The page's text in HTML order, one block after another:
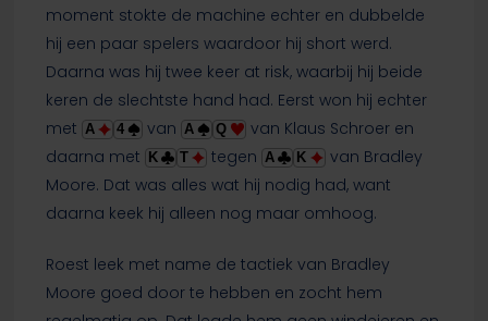
moment stokte de machine echter en dubbelde
hij een paar spelers waardoor hij short werd.
Daarna was hij twee keer at risk, waarbij hij beide
keren de slechtste hand had. Eerst won hij echter
met A 4 van A Q
van Klaus Schroer en
daarna met
K T tegen A K
van Bradley
Moore. Dat was alles wat hij nodig had, want
daarna keek hij alleen nog maar omhoog.
Roest leek met name de tactiek van Bradley
Moore goed door te hebben en zocht hem